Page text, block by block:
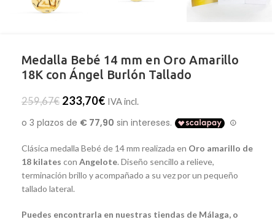
Medalla Bebé 14 mm en Oro Amarillo
18K con Ángel Burlón Tallado
259,67€ 233,70€ IVA incl.
Clásica medalla Bebé de 14 mm realizada en Oro amarillo de
18 kilates con Angelote. Diseño sencillo a relieve,
terminación brillo y acompañado a su vez por un pequeño
tallado lateral.
Puedes encontrarla en nuestras tiendas de Málaga, o